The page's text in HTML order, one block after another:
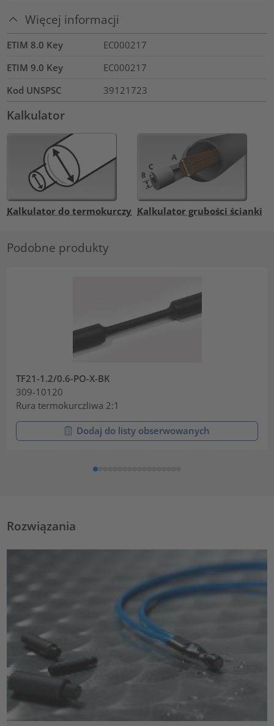
Więcej informacji
ETIM 8.0 Key
EC000217
ETIM 9.0 Key
EC000217
Kod UNSPSC
39121723
Kalkulator
Kalkulator do termokurczy Kalkulator grubości ścianki
Podobne produkty
TF21-1.2/0.6-PO-X-BK
309-10120
Rura termokurczliwa 2:1
Dodaj do listy obserwowanych
Rozwiązania